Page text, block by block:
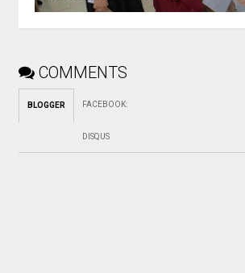
COMMENTS
BLOGGER FACEBOOK:
DISQUS